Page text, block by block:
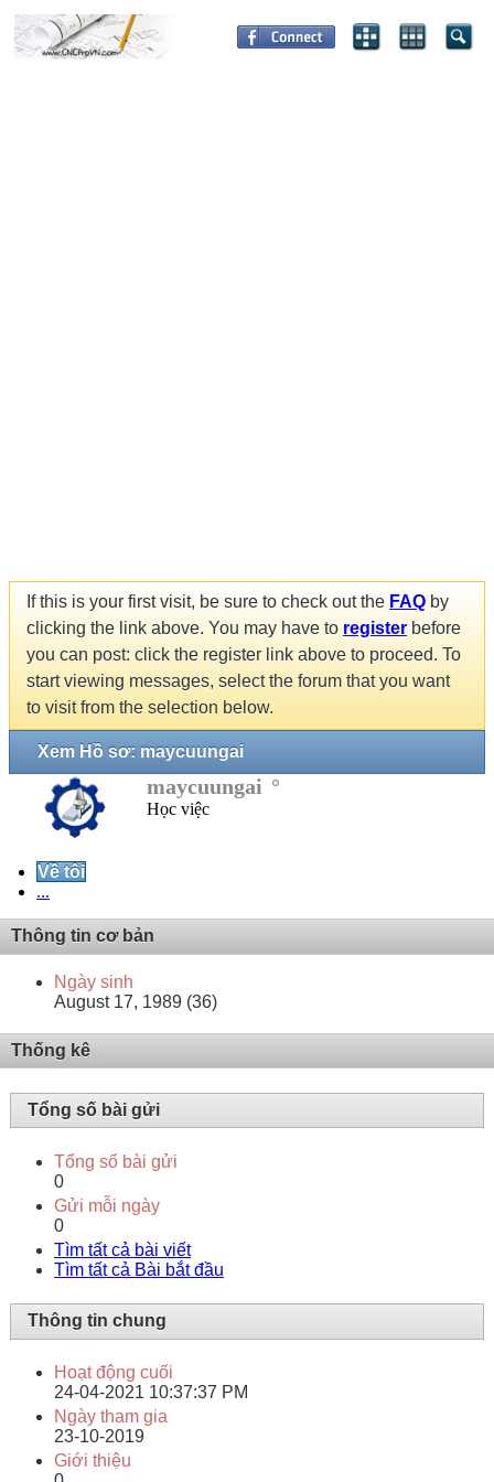
If this is your first visit, be sure to check out the FAQ by
clicking the link above. You may have to register before
you can post: click the register link above to proceed. To
start viewing messages, select the forum that you want
to visit from the selection below.
Xem Hồ sơ: maycuungai
maycuungai
Học việc
Về tôi
...
Thông tin cơ bản
Ngày sinh
August 17, 1989 (36)
Thống kê
Tổng số bài gửi
Tổng số bài gửi
0
Gửi mỗi ngày
0
Tìm tất cả bài viết
Tìm tất cả Bài bắt đầu
Thông tin chung
Hoạt động cuối
24-04-2021 10:37:37 PM
Ngày tham gia
23-10-2019
Giới thiệu